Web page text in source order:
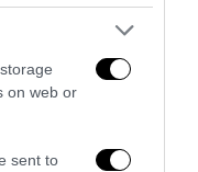
on web or
sent to
calcio italiano. Ieri
italiano in campo